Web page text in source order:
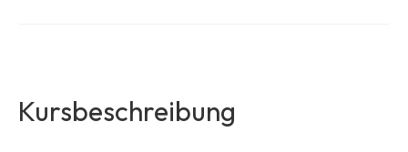
Kursbeschreibung